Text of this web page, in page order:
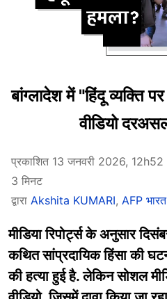
बांग्लादेश में "हिंदू व्यक्ति
वीडियो
प्रकाशित 13 जनवरी 2026, 12h52
3 मिनट
द्वारा Akshita KUMARI, AFP भारत
मीडिया रिपोर्ट्स के अनुसार
कथित सांप्रदायिक हिंसा की
की हत्या हुई है. लेकिन सोशल